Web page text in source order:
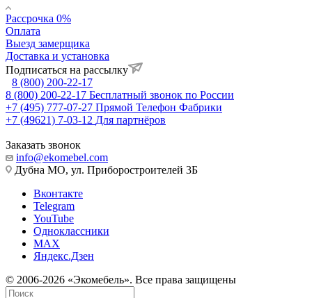
Рассрочка 0%
Оплата
Выезд замерщика
Доставка и установка
Подписаться на рассылку
8 (800) 200-22-17
8 (800) 200-22-17 Бесплатный звонок по России
+7 (495) 777-07-27 Прямой Телефон Фабрики
+7 (49621) 7-03-12 Для партнёров
Заказать звонок
info@ekomebel.com
Дубна МО, ул. Приборостроителей 3Б
Вконтакте
Telegram
YouTube
Одноклассники
MAX
Яндекс.Дзен
© 2006-2026 «Экомебель». Все права защищены